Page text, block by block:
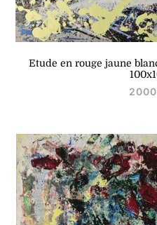
Etude en rouge jaune